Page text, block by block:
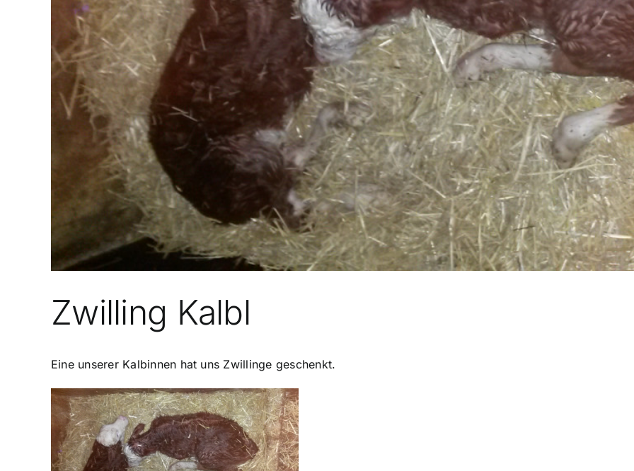
Zwilling Kalbl
Eine unserer Kalbinnen hat uns Zwillinge geschenkt.